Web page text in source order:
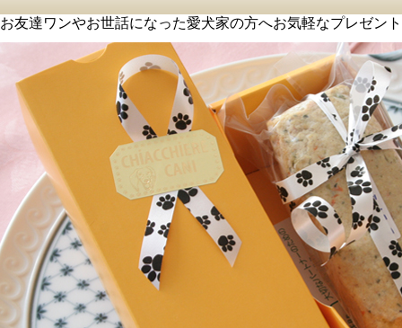
お友達ワンやお世話になった愛犬家の方へお気軽なプレゼン